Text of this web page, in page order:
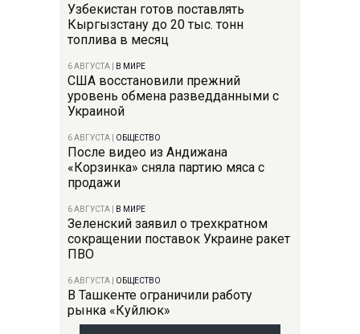
Узбекистан готов поставлять
Кыргызстану до 20 тыс. тонн
топлива в месяц
6 АВГУСТА В МИРЕ
США восстановили прежний
уровень обмена разведданными с
Украиной
6 АВГУСТА ОБЩЕСТВО
После видео из Андижана
«Корзинка» сняла партию мяса с
продажи
6 АВГУСТА В МИРЕ
Зеленский заявил о трехкратном
сокращении поставок Украине ракет
ПВО
6 АВГУСТА ОБЩЕСТВО
В Ташкенте ограничили работу
рынка «Куйлюк»